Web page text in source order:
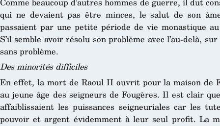
qui ne devaient pas être minces, le salut de son
passaient par une petite période de vie monastique
S’il semble avoir résolu son problème avec l’au-delà,
sans problème.
Des minorités difficiles
En effet, la mort de Raoul II ouvrit pour la maison de
au jeune âge des seigneurs de Fougères. Il est clair
affaiblissaient les puissances seigneuriales car les
pouvoir et argent évidemment à leur seul profit. La